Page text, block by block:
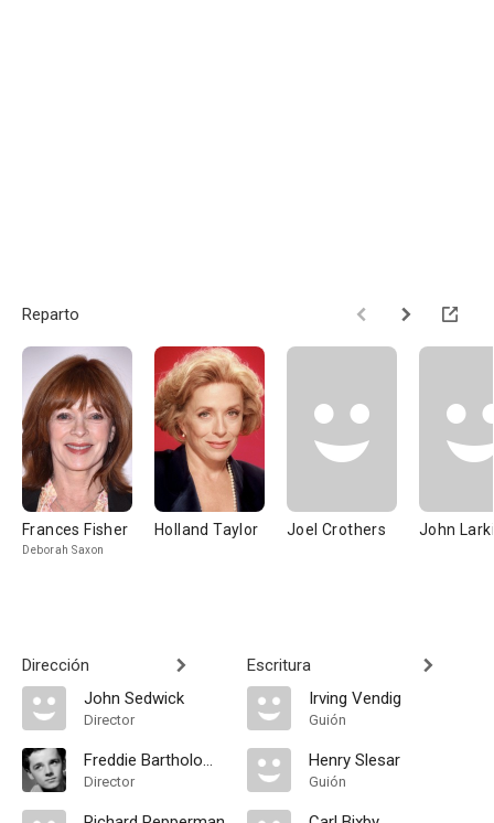
Reparto
Frances Fisher
Deborah Saxon
Holland Taylor Joel Crothers John
Dirección
John Sedwick
Director
Freddie Bartholomew
Director
Escritura
Irving Vendig
Guión
Henry Slesar
Guión